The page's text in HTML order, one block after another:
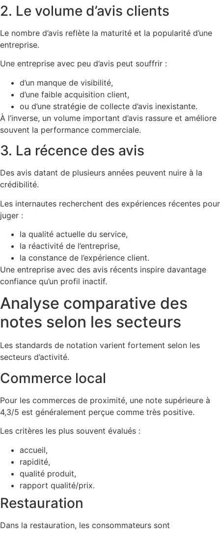
2. Le volume d’avis clients
Le nombre d’avis reflète la maturité et la popularité d’une
entreprise.
Une entreprise avec peu d’avis peut souffrir :
d’un manque de visibilité,
d’une faible acquisition client,
ou d’une stratégie de collecte d’avis inexistante.
À l’inverse, un volume important d’avis rassure et améliore
souvent la performance commerciale.
3. La récence des avis
Des avis datant de plusieurs années peuvent nuire à la
crédibilité.
Les internautes recherchent des expériences récentes pour
juger :
la qualité actuelle du service,
la réactivité de l’entreprise,
la constance de l’expérience client.
Une entreprise avec des avis récents inspire davantage
confiance qu’un profil inactif.
Analyse comparative des
notes selon les secteurs
Les standards de notation varient fortement selon les
secteurs d’activité.
Commerce local
Pour les commerces de proximité, une note supérieure à
4,3/5 est généralement perçue comme très positive.
Les critères les plus souvent évalués :
accueil,
rapidité,
qualité produit,
rapport qualité/prix.
Restauration
Dans la restauration, les consommateurs sont